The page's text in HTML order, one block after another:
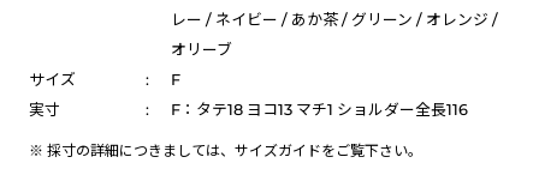
レー / ネイビー / あか茶 / グリーン / オレンジ /
オリーブ
サイズ
:
F
実寸
: F：タテ18 ヨコ13 マチ1 ショルダー全長116
※ 採寸の詳細につきましては、 サイズガイドをご覧下さい。